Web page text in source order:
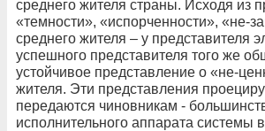
среднего жителя страны. Исходя из
«темности», «испорченности», «не-
среднего жителя – у представителя
успешного представителя того же
устойчивое представление о «не-
жителя. Эти представления
передаются чиновникам -
исполнительного аппарата системы